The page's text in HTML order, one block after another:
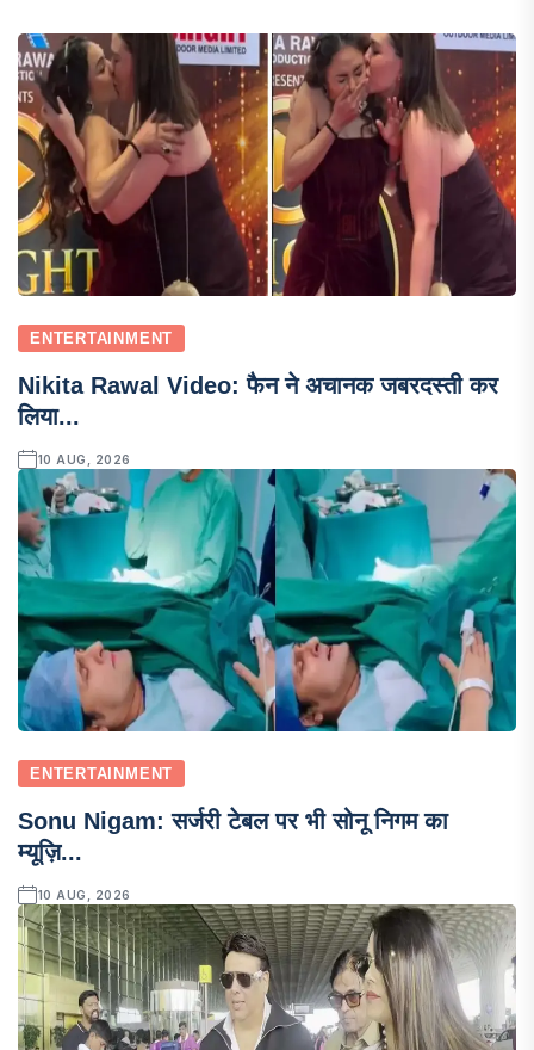
ENTERTAINMENT
Nikita Rawal Video: फैन ने अचानक जबरदस्ती कर
लिया...
10 AUG, 2026
ENTERTAINMENT
Sonu Nigam: सर्जरी टेबल पर भी सोनू निगम का
म्यूज़ि...
10 AUG, 2026